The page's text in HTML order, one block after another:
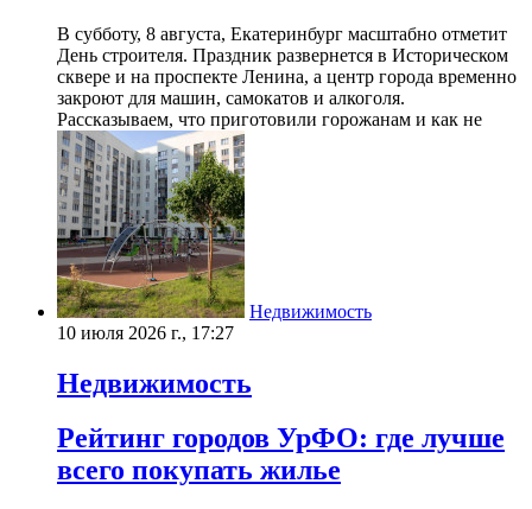
В субботу, 8 августа, Екатеринбург масштабно отметит
День строителя. Праздник развернется в Историческом
сквере и на проспекте Ленина, а центр города временно
закроют для машин, самокатов и алкоголя.
Рассказываем, что приготовили горожанам и как не
Недвижимость
10 июля 2026 г., 17:27
Недвижимость
Рейтинг городов УрФО: где лучше
всего покупать жилье